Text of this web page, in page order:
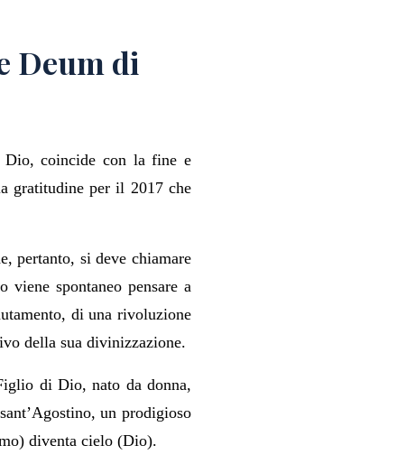
Deum di
Dio, coincide con la fine e
gratitudine per il 2017 che
pertanto, si deve chiamare
spontaneo pensare a
di una rivoluzione
della sua divinizzazione.
di Dio, nato da donna,
un prodigioso
diventa cielo (Dio).